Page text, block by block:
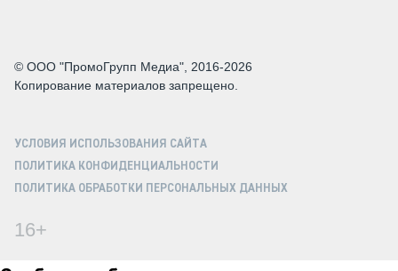
© ООО "ПромоГрупп Медиа", 2016-2026
Копирование материалов запрещено.
УСЛОВИЯ ИСПОЛЬЗОВАНИЯ САЙТА
ПОЛИТИКА КОНФИДЕНЦИАЛЬНОСТИ
ПОЛИТИКА ОБРАБОТКИ ПЕРСОНАЛЬНЫХ ДАННЫХ
16+